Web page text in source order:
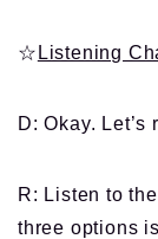
☆ Listening
D: Okay.
R: Listen to
three options